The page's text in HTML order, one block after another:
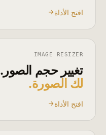
افتح الأداة
IMAGE RESIZER
تغيير حجم الصور.
لك الصورة.
افتح الأداة